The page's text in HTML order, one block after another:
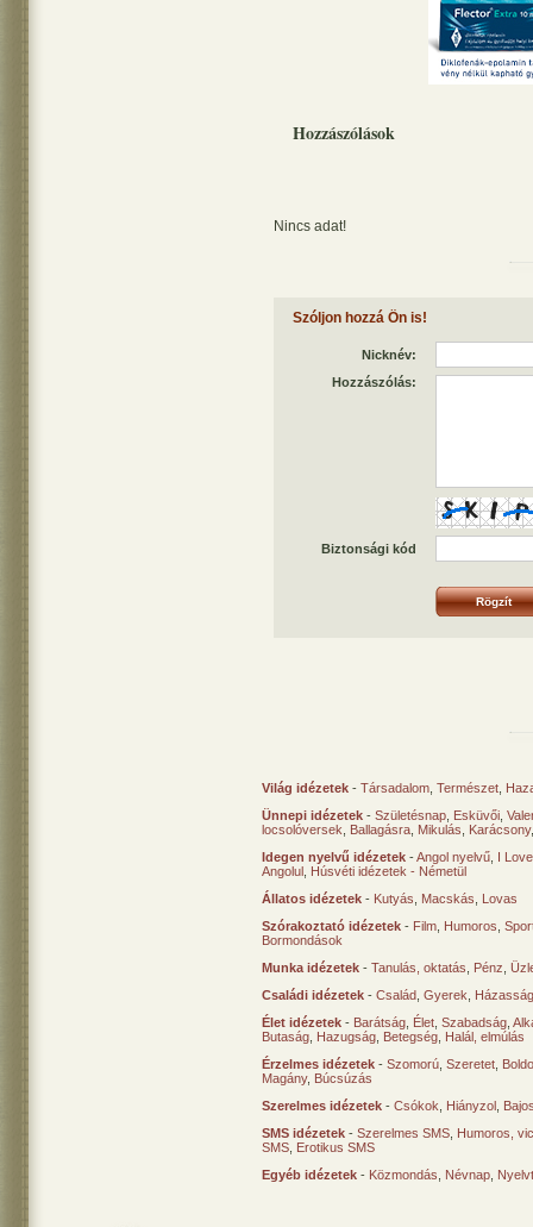
Hozzászólások
Nincs adat!
Szóljon hozzá Ön is!
Nicknév:
Hozzászólás:
Biztonsági kód
Világ idézetek - Társadalom Természet
Ünnepi idézetek - Születésnap Esküvői
locsolóversek
Ballagásra Mikulás Karácsony
Idegen nyelvű idézetek -Angol nyelvű I
Angolul Húsvéti idézetek - Németül
Állatos idézetek - Kutyás Macskás
Lovas
Szórakoztató idézetek - Film Humoros
Bormondások
Munka idézetek - Tanulás, oktatás Pénz
Családi idézetek - Család Gyerek
Élet idézetek - Barátság Élet Szabadság
Butaság Hazugság Betegség Halál, elmúlás
Érzelmes idézetek - Szomorú Szeretet
Magány, Búcsúzás
Szerelmes idézetek - Csókok Hiányzol
SMS idézetek - Szerelmes SMS Humoros,
SMS Erotikus SMS
Egyéb idézetek - Közmondás Névnap